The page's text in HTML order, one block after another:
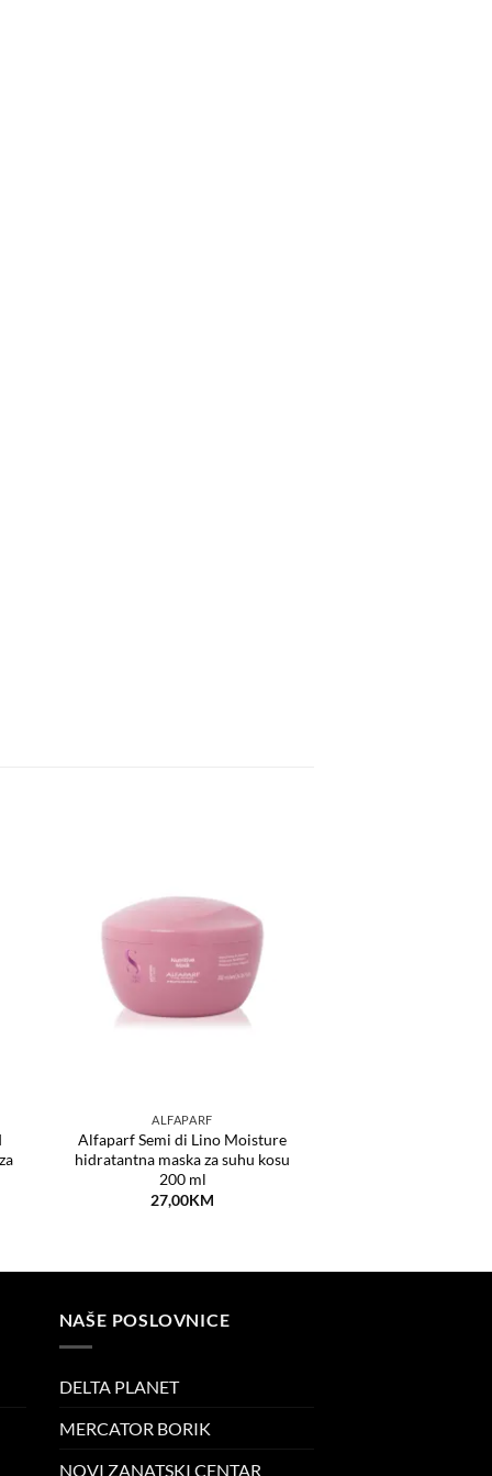
ALFAPARF
Alfaparf Semi di Lino Moisture
hidratantna maska za suhu kosu
200 ml
27,00KM
NAŠE POSLOVNICE
DELTA PLANET
MERCATOR BORIK
NOVI ZANATSKI CENTAR